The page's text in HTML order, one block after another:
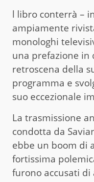
l libro conterrà –
ampiamente
monologhi
una prefazione in
retroscena della
programma e
suo eccezionale
La trasmissione
condotta da
ebbe un boom di
fortissima
furono accusati di